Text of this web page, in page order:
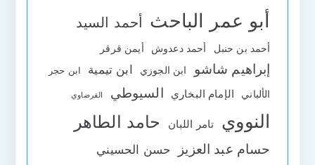
أبو عمر الباحث أحمد السيد
أحمد بن حنبل أحمد دعدوش أيمن قرقر
إبراهيم شاشو ابن الجوزي ابن تيمية ابن حجر
الألباني الإمام البخاري السيوطي القرضاوي
النووي تامر اللبان حامد الطاهر
حسام عبد العزيز حسن الحسيني